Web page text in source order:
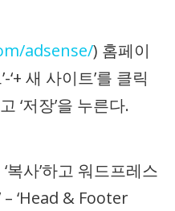
adsense/) 홈페이
‘+ 새 사이트’를 클릭
‘저장’을 누른다.
복사’하고 워드프레스
– ‘Head & Footer